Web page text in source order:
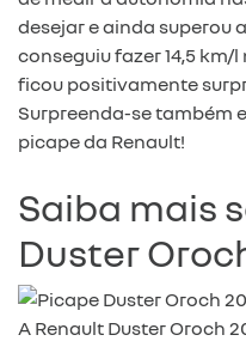
desejar e ainda superou
conseguiu fazer 14,5
ficou positivamente
Surpreenda-se também
picape da Renault!
Saiba mais
Duster
A Renault Duster Oroch